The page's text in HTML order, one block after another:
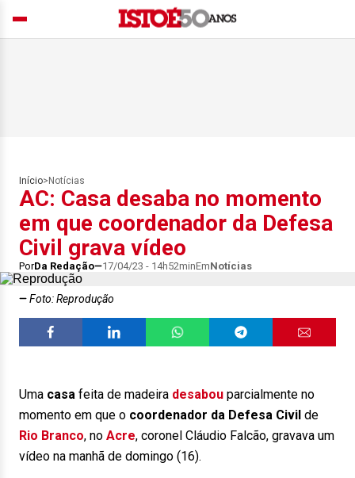
Início> Notícias
AC: Casa desaba no momento
em que coordenador da Defesa
Civil grava vídeo
PorDa Redação 17/04/23 - 14h52minEmNotícias
Foto: Reprodução
Uma casa feita de madeira desabou parcialmente no
momento em que o coordenador da Defesa Civil de
Rio Branco, no Acre, coronel Cláudio Falcão, gravava um
vídeo na manhã de domingo (16).